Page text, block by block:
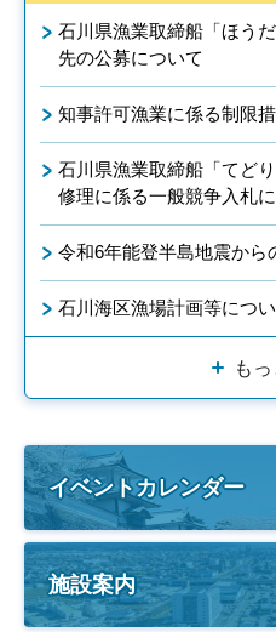
石川県漁業取締船「ほう
先の公募について
知事許可漁業に係る制限
石川県漁業取締船「てど
修理に係る一般競争入札
令和6年能登半島地震から
石川海区漁場計画等につ
も
イベントカレンダー
施設案内